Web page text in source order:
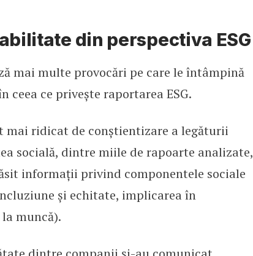
din perspectiva ESG
mai multe provocări pe care le întâmpină
ce privește raportarea ESG.
mai ridicat de conștientizare a legăturii
socială, dintre miile de rapoarte analizate,
informații privind componentele sociale
și echitate, implicarea în
muncă).